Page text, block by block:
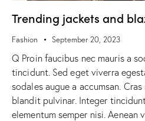
Trending jackets and
Fashion September 20, 2023
Q Proin faucibus nec mauris a
tincidunt. Sed eget viverra
sodales augue a accumsan.
blandit pulvinar. Integer
elementum semper nisi.